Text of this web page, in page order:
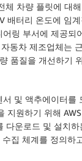
체 차량 플릿에 대
배터리 온도에 임
링 부서에 제공
동차 제조업체는
품질을 개선하기
및 액추에이터
지원하기 위해
다운로드 및 설치
집 체계를 정의하